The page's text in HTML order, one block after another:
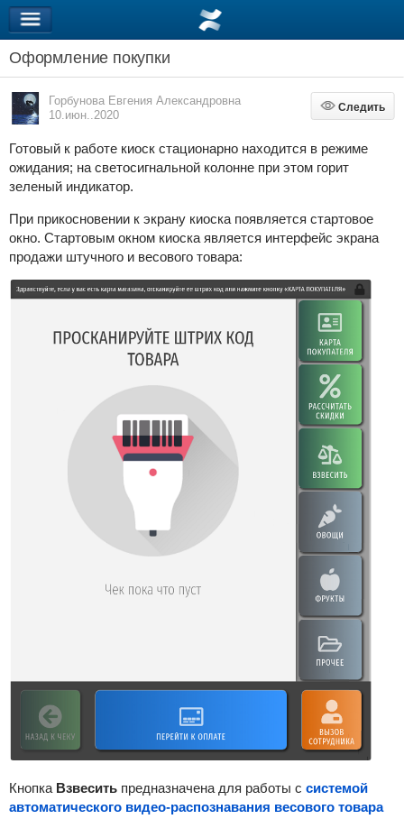
Оформление покупки
Горбунова Евгения Александровна
10.июн..2020
Следить
Следить
Готовый к работе киоск стационарно находится в режиме
ожидания; на светосигнальной колонне при этом горит
зеленый индикатор.
При прикосновении к экрану киоска появляется стартовое
окно. Стартовым окном киоска является интерфейс экрана
продажи штучного и весового товара:
Кнопка Взвеситьпредназначена для работы с системой
автоматического видео-распознавания весового товара